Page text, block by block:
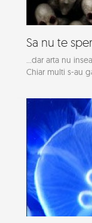
Sa nu te
...dar arta nu
Chiar multi s-au